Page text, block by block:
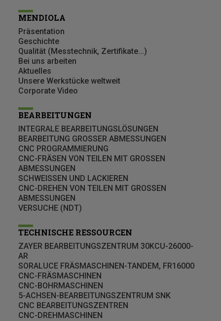
MENDIOLA
Präsentation
Geschichte
Qualität (Messtechnik, Zertifikate...)
Bei uns arbeiten
Aktuelles
Unsere Werkstücke weltweit
Corporate Video
BEARBEITUNGEN
INTEGRALE BEARBEITUNGSLÖSUNGEN
BEARBEITUNG GROSSER ABMESSUNGEN
CNC PROGRAMMIERUNG
CNC-FRÄSEN VON TEILEN MIT GROSSEN
ABMESSUNGEN
SCHWEISSEN UND LACKIEREN
CNC-DREHEN VON TEILEN MIT GROSSEN
ABMESSUNGEN
VERSUCHE (NDT)
TECHNISCHE RESSOURCEN
ZAYER BEARBEITUNGSZENTRUM 30KCU-26000-
AR
SORALUCE FRÄSMASCHINEN-TANDEM, FR16000
CNC-FRÄSMASCHINEN
CNC-BOHRMASCHINEN
5-ACHSEN-BEARBEITUNGSZENTRUM SNK
CNC BEARBEITUNGSZENTREN
CNC-DREHMASCHINEN